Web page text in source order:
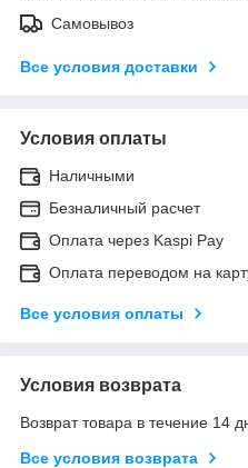
Самовывоз
Все условия доставки
Условия оплаты
Наличными
Безналичный расчет
Оплата через Kaspi Pay
Оплата переводом на
Все условия оплаты
Условия возврата
Возврат товара в течение 14
Все условия возврата